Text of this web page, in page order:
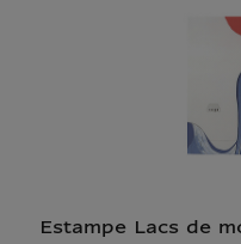
Estampe Lacs de